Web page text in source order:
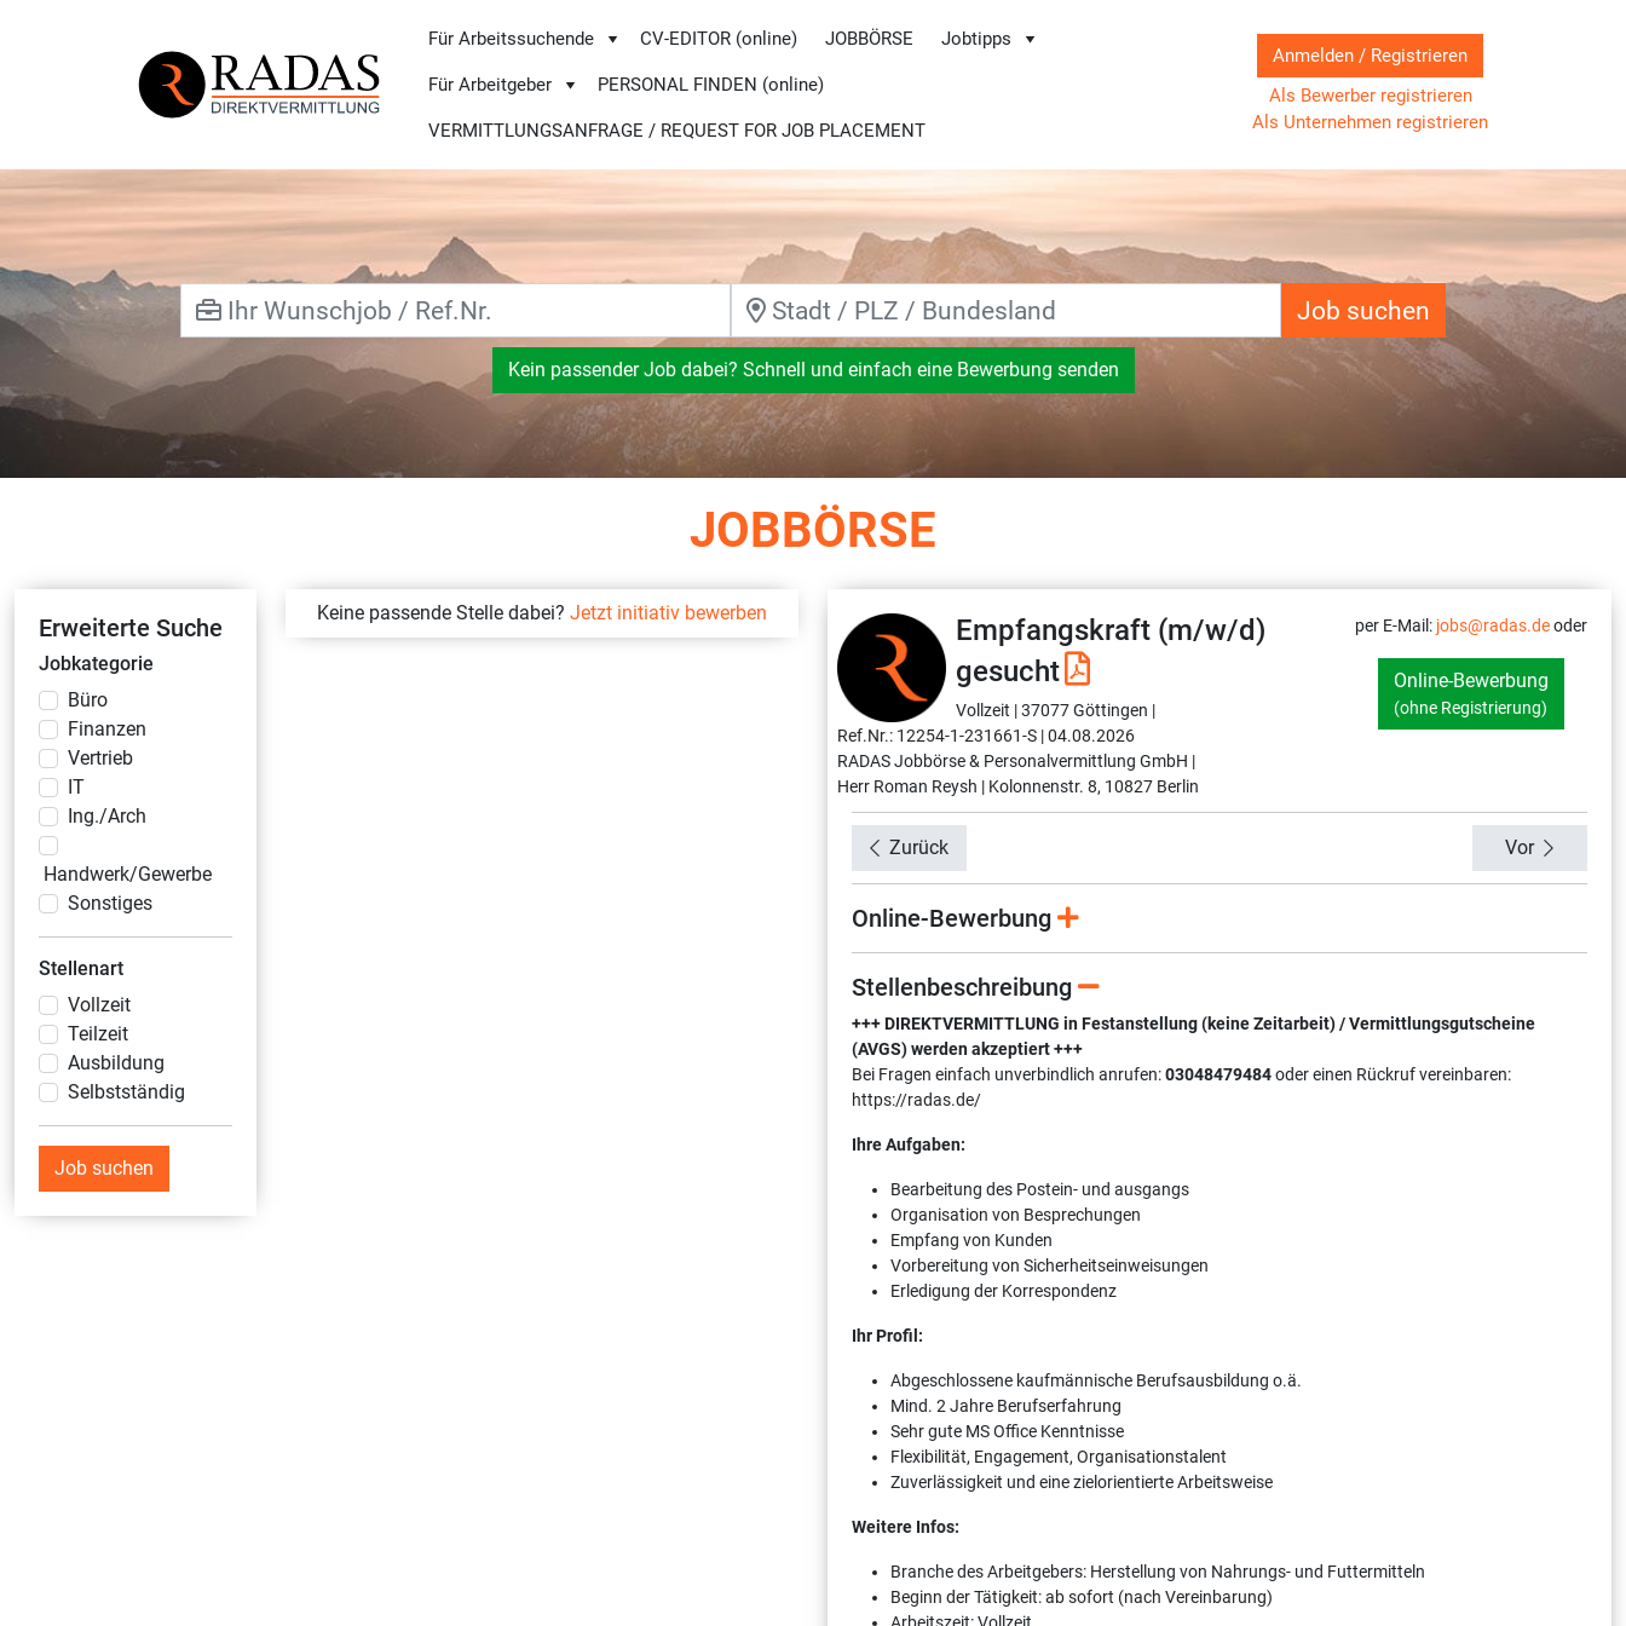
Für Arbeitssuchende CV-EDITOR (online) JOBBÖRSE Jobtipps
Für Arbeitgeber PERSONAL FINDEN (online)
VERMITTLUNGSANFRAGE / REQUEST FOR JOB PLACEMENT
Anmelden / Registrieren
Als Bewerber registrieren
Als Unternehmen registrieren
Job suchen
Kein passender Job dabei? Schnell und einfach eine Bewerbung senden
JOBBÖRSE
Erweiterte Suche
Jobkategorie
Büro
Finanzen
Vertrieb
IT
Ing./Arch
Handwerk/Gewerbe
Sonstiges
Stellenart
Vollzeit
Teilzeit
Ausbildung
Selbstständig
Job suchen
Keine passende Stelle dabei? Jetzt initiativ bewerben
Empfangskraft (m/w/d)
gesucht
Vollzeit |37077 Göttingen |
Ref.Nr.: 12254-1-231661-S |04.08.2026
RADAS Jobbörse & Personalvermittlung GmbH |
Herr Roman Reysh | Kolonnenstr. 8, 10827 Berlin
per E-Mail: jobs@radas.deoder
Online-Bewerbung
(ohne Registrierung)
Zurück Vor
Online-Bewerbung
Stellenbeschreibung
+++ DIREKTVERMITTLUNG in Festanstellung (keine Zeitarbeit) / Vermittlungsgutscheine
(AVGS) werden akzeptiert +++
Bei Fragen einfach unverbindlich anrufen:03048479484oder einen Rückruf vereinbaren:
https://radas.de/
Ihre Aufgaben:
Bearbeitung des Postein- und ausgangs
Organisation von Besprechungen
Empfang von Kunden
Vorbereitung von Sicherheitseinweisungen
Erledigung der Korrespondenz
Ihr Profil:
Abgeschlossene kaufmännische Berufsausbildung o.ä.
Mind. 2 Jahre Berufserfahrung
Sehr gute MS Office Kenntnisse
Flexibilität, Engagement, Organisationstalent
Zuverlässigkeit und eine zielorientierte Arbeitsweise
Weitere Infos:
Branche des Arbeitgebers: Herstellung von Nahrungs- und Futtermitteln
Beginn der Tätigkeit: ab sofort (nach Vereinbarung)